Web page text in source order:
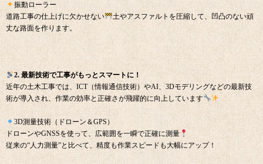
振動ローラー
道路工事の仕上げに欠かせない
土やアスファルトを圧縮して、凹凸のない頑
丈な路面を作ります。
2. 最新技術で工事がもっとスマートに！
近年の土木工事では、ICT（情報通信技術）やAI、3Dモデリングなどの最新技
術が導入され、作業の効率と正確さが飛躍的に向上しています
3D測量技術（ドローン＆GPS）
ドローンやGNSSを使って、広範囲を一瞬で正確に測量
従来の“人力測量”と比べて、精度も作業スピードも大幅にアップ！